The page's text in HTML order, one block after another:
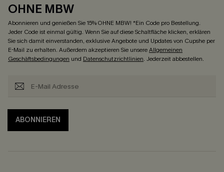
OHNE MBW
Abonnieren und genießen Sie 15% OHNE MBW! *Ein Code pro Bestellung.
Jeder Code ist einmal gültig. Wenn Sie auf diese Schaltfläche klicken, erklären
Sie sich damit einverstanden, exklusive Angebote und Updates von Cupshe per
E-Mail zu erhalten. Außerdem akzeptieren Sie unsereAllgemeinen
Geschäftsbedingungen und Datenschutzrichtlinien. Jederzeit abbestellen.
ABONNIEREN